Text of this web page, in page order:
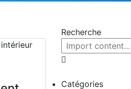
Recherche
Catégories